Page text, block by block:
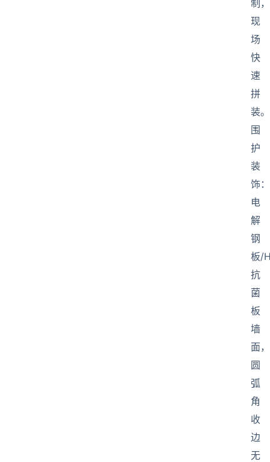
制，
现
场
快
速
拼
装。
围
护
装
饰：
电
解
钢
板/
抗
菌
板
墙
面，
圆
弧
角
收
边
无